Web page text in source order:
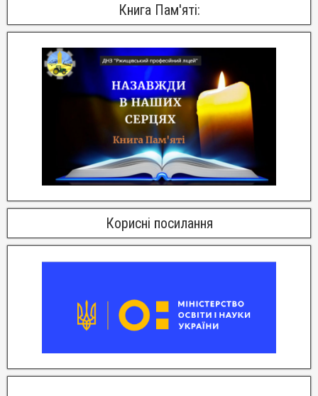
Книга Пам'яті:
Корисні посилання